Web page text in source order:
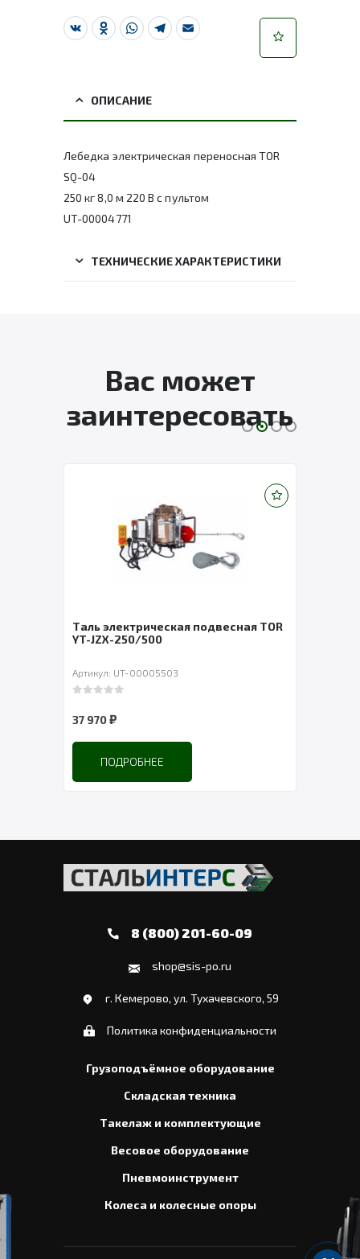
VK Odnoklassniki
WhatsApp
Telegram
Email
ОПИСАНИЕ
Лебедка электрическая переносная TOR
SQ-04
250 кг 8,0 м 220 В с пультом
UT-00004771
ТЕХНИЧЕСКИЕ ХАРАКТЕРИСТИКИ
Вас может
заинтересовать
Таль электрическая подвесная TOR
YT-JZX-250/500
Артикул: UT-00005503
37 970₽
ПОДРОБНЕЕ
8 (800) 201-60-09
shop@sis-po.ru
г. Кемерово, ул. Тухачевского, 59
Политика конфиденциальности
Грузоподъёмное оборудование
Складская техника
Такелаж и комплектующие
Весовое оборудование
Пневмоинструмент
Колеса и колесные опоры